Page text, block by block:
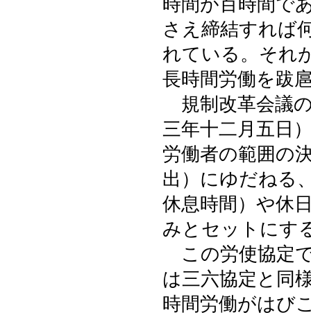
時間が百時間で
さえ締結すれば
れている。それ
長時間労働を跋
規制改革会議
三年十二月五日
労働者の範囲の
出）にゆだねる
休息時間）や休
みとセットにす
この労使協定
は三六協定と同
時間労働がはび